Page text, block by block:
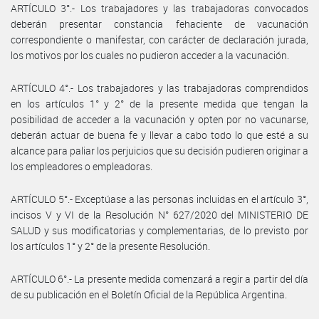
ARTÍCULO 3°.- Los trabajadores y las trabajadoras convocados
deberán presentar constancia fehaciente de vacunación
correspondiente o manifestar, con carácter de declaración jurada,
los motivos por los cuales no pudieron acceder a la vacunación.
ARTÍCULO 4°.- Los trabajadores y las trabajadoras comprendidos
en los artículos 1° y 2° de la presente medida que tengan la
posibilidad de acceder a la vacunación y opten por no vacunarse,
deberán actuar de buena fe y llevar a cabo todo lo que esté a su
alcance para paliar los perjuicios que su decisión pudieren originar a
los empleadores o empleadoras.
ARTÍCULO 5°.- Exceptúase a las personas incluidas en el artículo 3°,
incisos V y VI de la Resolución N° 627/2020 del MINISTERIO DE
SALUD y sus modificatorias y complementarias, de lo previsto por
los artículos 1° y 2° de la presente Resolución.
ARTÍCULO 6°.- La presente medida comenzará a regir a partir del día
de su publicación en el Boletín Oficial de la República Argentina.